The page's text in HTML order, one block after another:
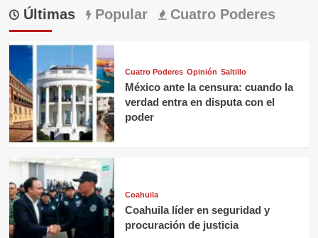
Últimas Popular Cuatro Poderes
Cuatro Poderes Opinión Saltillo
México ante la censura: cuando la
verdad entra en disputa con el
poder
Coahuila
Coahuila líder en seguridad y
procuración de justicia